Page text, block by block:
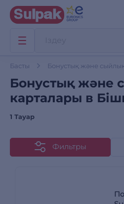
Басты Бонустық және
Бонустық және
карталары в
1 Тауар
Фильтры